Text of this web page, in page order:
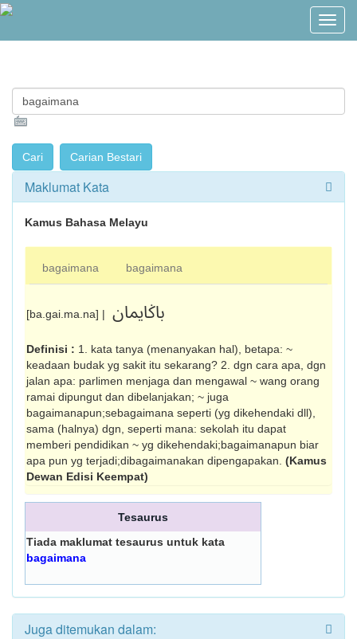
Maklumat Kata
Kamus Bahasa Melayu
bagaimana bagaimana
[ba.gai.ma.na] | باݢايمان
Definisi : 1. kata tanya (menanyakan hal), betapa: ~
keadaan budak yg sakit itu sekarang? 2. dgn cara apa, dgn
jalan apa: parlimen menjaga dan mengawal ~ wang orang
ramai dipungut dan dibelanjakan; ~ juga
bagaimanapun;sebagaimana seperti (yg dikehendaki dll),
sama (halnya) dgn, seperti mana: sekolah itu dapat
memberi pendidikan ~ yg dikehendaki;bagaimanapun biar
apa pun yg terjadi;dibagaimanakan dipengapakan. (Kamus
Dewan Edisi Keempat)
Tesaurus
Tiada maklumat tesaurus untuk kata
bagaimana
Juga ditemukan dalam: